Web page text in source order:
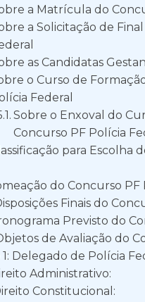
a Matrícula do
a Solicitação de
as Candidatas
o Curso de
Federal
Sobre o Enxoval do
Concurso PF Polícia
para Escolha
do Concurso PF
Finais do
Previsto do
de Avaliação do
Delegado de Polícia
Administrativo:
Constitucional: